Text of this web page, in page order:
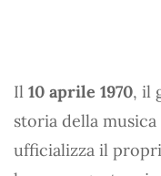
Il 10 aprile 1970, il
storia della
ufficializza il